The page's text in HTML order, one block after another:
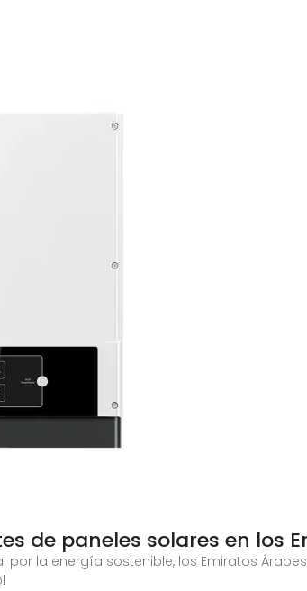
de paneles solares en los
la energía sostenible, los Emiratos